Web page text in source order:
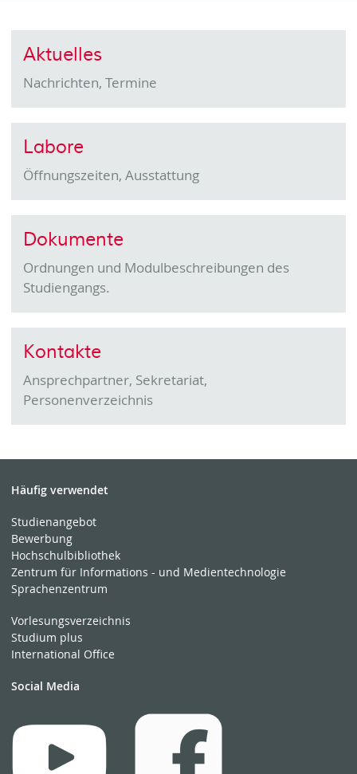
Aktuelles
Nachrichten, Termine
Labore
Öffnungszeiten, Ausstattung
Dokumente
Ordnungen und Modulbeschreibungen des
Studiengangs.
Kontakte
Ansprechpartner, Sekretariat,
Personenverzeichnis
Häufig verwendet
Studienangebot
Bewerbung
Hochschulbibliothek
Zentrum für Informations - und Medientechnologie
Sprachenzentrum
Vorlesungsverzeichnis
Studium plus
International Office
Social Media